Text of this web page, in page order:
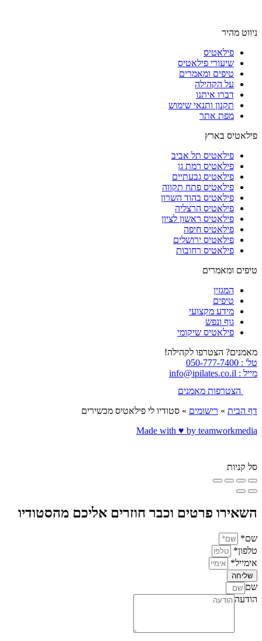
ניווט מהיר
פילאטיס
שיעורי פילאטיס
טיפים ומאמרים
על הקהילה
דברו איתנו
תקנון ותנאי שימוש
מפת אתר
פילאטיס בארץ
פילאטיס תל אביב
פילאטיס רמת גן
פילאטיס גבעתיים
פילאטיס פתח תקווה
פילאטיס בהוד השרון
פילאטיס הרצליה
פילאטיס ראשון לציון
פילאטיס חיפה
פילאטיס ירושלים
פילאטיס רחובות
טיפים ומאמרים
המגזין
טיפים
מידע מקצועי
גוף ונפש
פילאטיס שיקומי
מאמנים? הצטרפו לקהילה!
טל' : 050-777-7400
מייל : info@ipilates.co.il
הצטרפות מאמנים
דף הבית » רישומים » סטודיו לי פילאטיס מכשירים
Made with ♥️ by teamworkmedia
סל קניות
השאירו פרטים וכבר חוזרים אליכם מהסטודיו
שם*
טלפון*
אימייל*
שליחה
שם
הודעה